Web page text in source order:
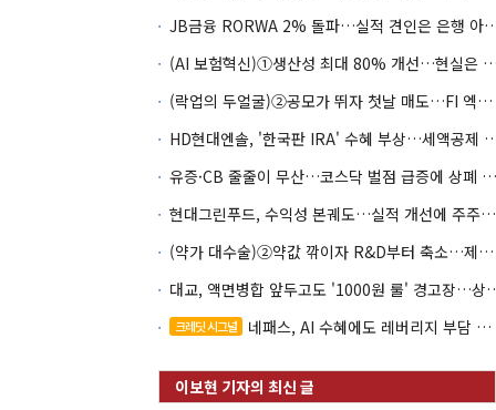
JB금융 RORWA 2% 돌파…실
(AI 보험혁신)①생산성 최대 80%
(락업의 두얼굴)②공모가 뛰자 첫날 매도…FI 엑시트 전략 갈렸다
HD현대엔솔, '한국판 IRA' 수혜
유증·CB 줄줄이 무산…코스닥 벌점 급증에 상폐 압박
현대그린푸드, 수익성 본궤도…실적 개선에 주주환원까지
(약가 대수술)②약값 깎이자 R&D부터 축소…제약업계 비상경영 돌입
대교, 액면병합 앞두고
크레딧 시그널 네패스, AI 수혜에도 레버리지 부담 여전